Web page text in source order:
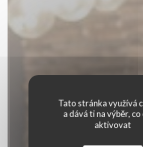
Tato stránka využívá
a dává ti na výběr, co
aktivovat
Pizza Bar